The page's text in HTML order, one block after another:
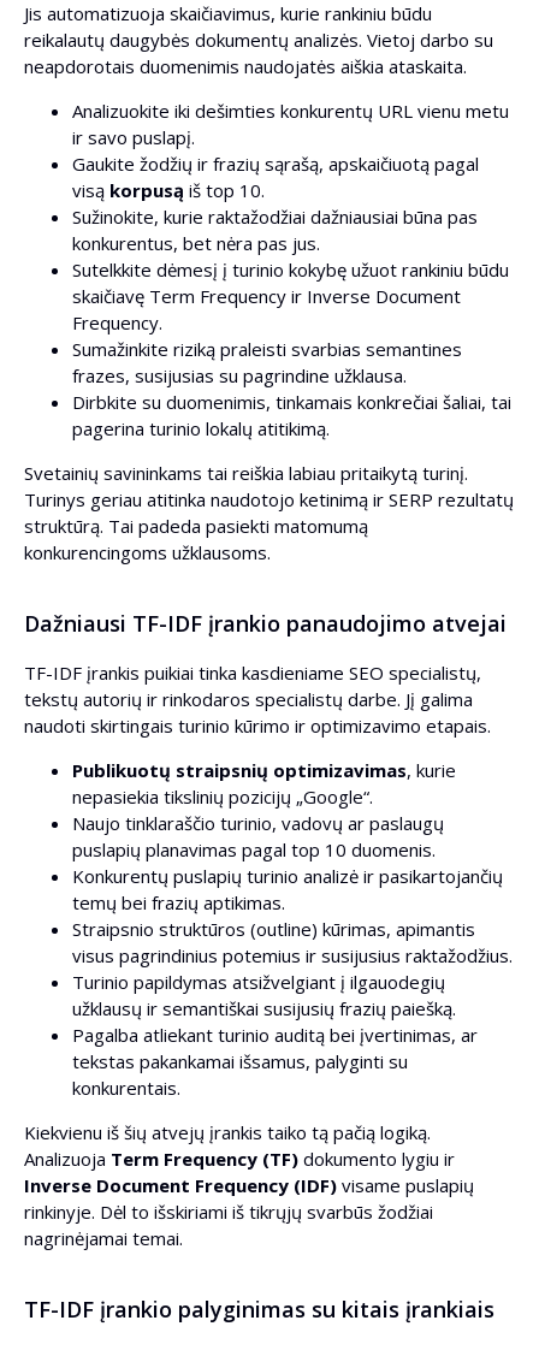
Jis automatizuoja skaičiavimus, kurie rankiniu būdu
reikalautų daugybės dokumentų analizės. Vietoj darbo su
neapdorotais duomenimis naudojatės aiškia ataskaita.
Analizuokite iki dešimties konkurentų URL vienu metu
ir savo puslapį.
Gaukite žodžių ir frazių sąrašą, apskaičiuotą pagal
visą korpusą iš top 10.
Sužinokite, kurie raktažodžiai dažniausiai būna pas
konkurentus, bet nėra pas jus.
Sutelkkite dėmesį į turinio kokybę užuot rankiniu būdu
skaičiavę Term Frequency ir Inverse Document
Frequency.
Sumažinkite riziką praleisti svarbias semantines
frazes, susijusias su pagrindine užklausa.
Dirbkite su duomenimis, tinkamais konkrečiai šaliai, tai
pagerina turinio lokalų atitikimą.
Svetainių savininkams tai reiškia labiau pritaikytą turinį.
Turinys geriau atitinka naudotojo ketinimą ir SERP rezultatų
struktūrą. Tai padeda pasiekti matomumą
konkurencingoms užklausoms.
Dažniausi TF-IDF įrankio panaudojimo atvejai
TF-IDF įrankis puikiai tinka kasdieniame SEO specialistų,
tekstų autorių ir rinkodaros specialistų darbe. Jį galima
naudoti skirtingais turinio kūrimo ir optimizavimo etapais.
Publikuotų straipsnių optimizavimas, kurie
nepasiekia tikslinių pozicijų „Google“.
Naujo tinklaraščio turinio, vadovų ar paslaugų
puslapių planavimas pagal top 10 duomenis.
Konkurentų puslapių turinio analizė ir pasikartojančių
temų bei frazių aptikimas.
Straipsnio struktūros (outline) kūrimas, apimantis
visus pagrindinius potemius ir susijusius raktažodžius.
Turinio papildymas atsižvelgiant į ilgauodegių
užklausų ir semantiškai susijusių frazių paiešką.
Pagalba atliekant turinio auditą bei įvertinimas, ar
tekstas pakankamai išsamus, palyginti su
konkurentais.
Kiekvienu iš šių atvejų įrankis taiko tą pačią logiką.
Analizuoja Term Frequency (TF) dokumento lygiu ir
Inverse Document Frequency (IDF) visame puslapių
rinkinyje. Dėl to išskiriami iš tikrųjų svarbūs žodžiai
nagrinėjamai temai.
TF-IDF įrankio palyginimas su kitais įrankiais